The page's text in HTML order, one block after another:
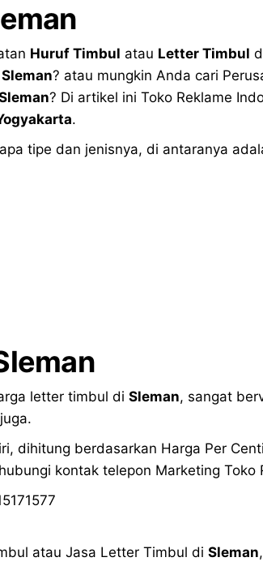
Huruf Timbul atau Letter Timbul
Sleman? atau mungkin Anda cari
? Di artikel ini Toko Reklame
.
tipe dan jenisnya, di antaranya
letter timbul di Sleman, sangat
dihitung berdasarkan Harga Per
kontak telepon Marketing
atau Jasa Letter Timbul di Sleman